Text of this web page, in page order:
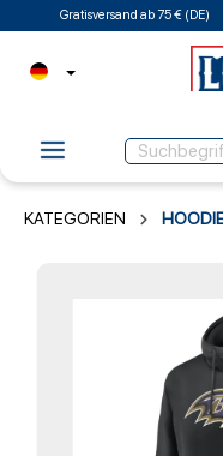
Gratisversand ab 75 € (DE)
KATEGORIEN